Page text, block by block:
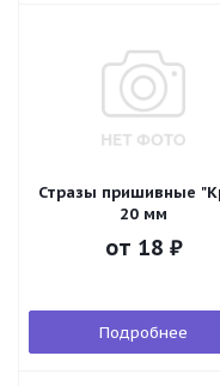
Стразы пришивные
20 мм
от 18 ₽
Подробнее